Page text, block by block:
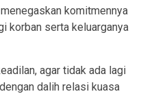
komitmennya
korban serta keluarganya
agar tidak ada lagi
dalih relasi kuasa